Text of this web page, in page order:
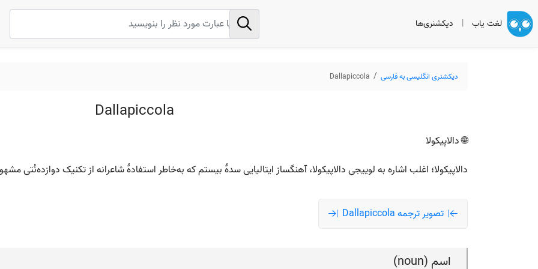
لغت یاب | دیکشنری‌ها
دیکشنری انگلیسی به فارسی Dallapiccola
Dallapiccola
🌐 دالاپیکولا
دالاپیکولا؛ اغلب اشاره به لوییجی دالاپیکولا، آهنگساز ایتالیایی سدهٔ بیستم که به‌خاطر استفادهٔ شاعرانه از تکنیک دوازده‌نُتی
تصویر ترجمه Dallapiccola
اسم (noun)